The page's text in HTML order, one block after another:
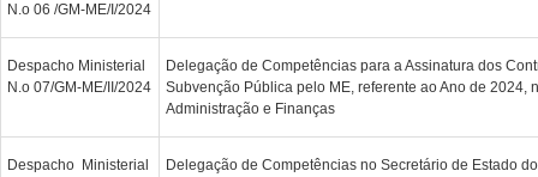
N.o 06 /GM-ME/I/2024
Despacho Ministerial
N.o 07/GM-ME/II/2024
Delegação de Competências para a Assinatura dos
Subvenção Pública pelo ME, referente ao Ano de 2024,
Administração e Finanças
Despacho Ministerial
Delegação de Competências no Secretário de Estado